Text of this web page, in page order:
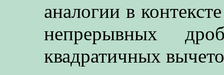
аналогии в
непрерывных
квадратичных